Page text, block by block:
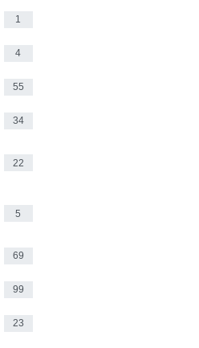
1
4
55
34
22
5
69
99
23